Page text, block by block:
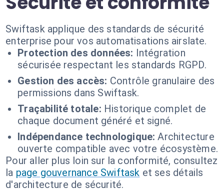
Swiftask applique des standards de sécurité
enterprise pour vos automatisations airslate.
Protection des données: Intégration
sécurisée respectant les standards RGPD.
Gestion des accès: Contrôle granulaire des
permissions dans Swiftask.
Traçabilité totale: Historique complet de
chaque document généré et signé.
Indépendance technologique: Architecture
ouverte compatible avec votre écosystème.
Pour aller plus loin sur la conformité, consultez
la page gouvernance Swiftask et ses détails
d'architecture de sécurité.